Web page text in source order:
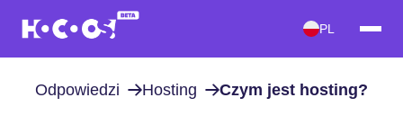
PL
Odpowiedzi Hosting Czym jest hosting?